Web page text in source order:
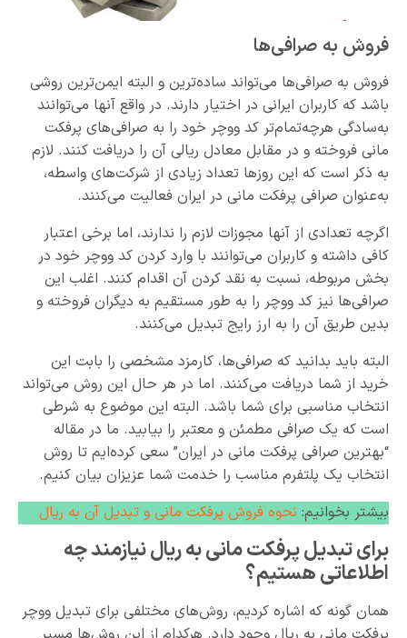
فروش به صرافی‌ها
فروش به صرافی‌ها می‌تواند ساده‌ترین و البته ایمن‌ترین روشی
باشد که کاربران ایرانی در اختیار دارند. در واقع آنها می‌توانند
به‌سادگی هرچه‌تمام‌تر کد ووچر خود را به صرافی‌های پرفکت
مانی فروخته و در مقابل معادل ریالی آن را دریافت کنند. لازم
به ذکر است که این روزها تعداد زیادی از شرکت‌های واسطه،
به‌عنوان صرافی پرفکت مانی در ایران فعالیت می‌کنند.
اگرچه تعدادی از آنها مجوزات لازم را ندارند، اما برخی اعتبار
کافی داشته و کاربران می‌توانند با وارد کردن کد ووچر خود در
بخش مربوطه، نسبت به نقد کردن آن اقدام کنند. اغلب این
صرافی‌ها نیز کد ووچر را به طور مستقیم به دیگران فروخته و
بدین طریق آن را به ارز رایج تبدیل می‌کنند.
البته باید بدانید که صرافی‌ها، کارمزد مشخصی را بابت این
خرید از شما دریافت می‌کنند. اما در هر حال این روش می‌تواند
انتخاب مناسبی برای شما باشد. البته این موضوع به شرطی
است که یک صرافی مطمئن و معتبر را بیابید. ما در مقاله
“بهترین صرافی پرفکت مانی در ایران” سعی کرده‌ایم تا روش
انتخاب یک پلتفرم مناسب را خدمت شما عزیزان بیان کنیم.
بیشتر بخوانیم: نحوه فروش پرفکت مانی و تبدیل آن به ریال
برای تبدیل پرفکت مانی به ریال نیازمند چه
اطلاعاتی هستیم؟
همان گونه که اشاره کردیم، روش‌های مختلفی برای تبدیل ووچر